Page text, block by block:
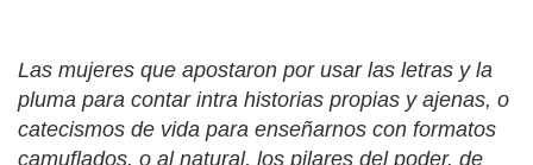
Las mujeres que apostaron por usar las letras y la
pluma para contar intra historias propias y ajenas, o
catecismos de vida para enseñarnos con formatos
camuflados, o al natural, los pilares del poder, de